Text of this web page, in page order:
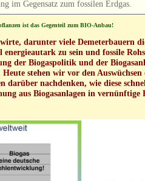
im Gegensatz zum fossilen Erdgas.
ist das Gegenteil zum BIO-Anbau!
darunter viele Demeterbauern
energieautark zu sein und fossile
der Biogaspolitik und der
stehen wir vor den Auswüchsen
darüber nachdenken, wie diese
aus Biogasanlagen in vernünftige